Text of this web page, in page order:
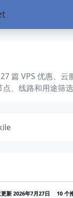
篇 VPS 优惠、云
、线路和用途筛选
新 2026年7月27日
10 个